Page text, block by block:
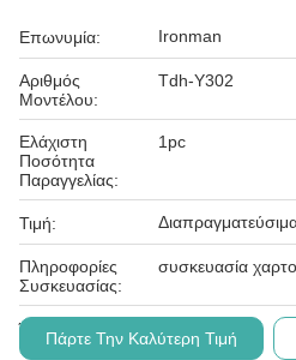
Επωνυμία: Ironman
Αριθμός
Μοντέλου:
Tdh-Y302
Ελάχιστη
Ποσότητα
Παραγγελίας:
1pc
Τιμή:
Πληροφορίες
Συσκευασίας:
συσκευασία
Όροι Πληρωμής:
Πάρτε Την Καλύτερη Τιμή